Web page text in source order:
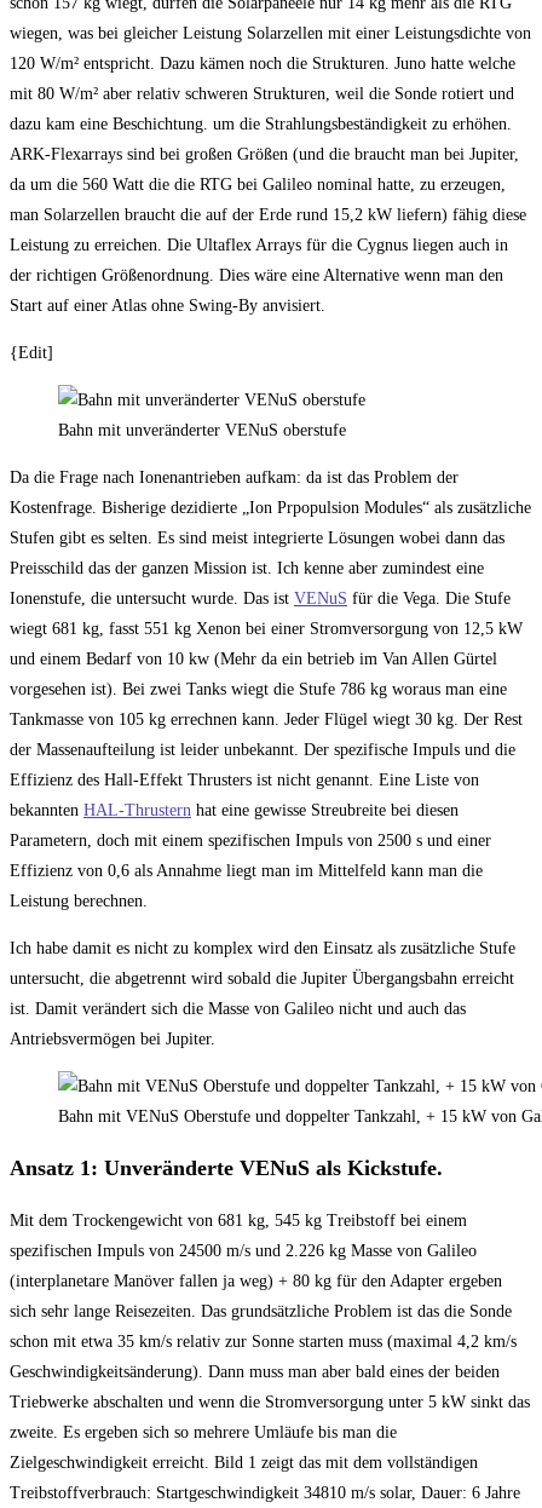
wiegen, was bei gleicher Leistung Solarzellen mit einer Leistungsdichte von
120 W/m² entspricht. Dazu kämen noch die Strukturen. Juno hatte welche
mit 80 W/m² aber relativ schweren Strukturen, weil die Sonde rotiert und
dazu kam eine Beschichtung. um die Strahlungsbeständigkeit zu erhöhen.
ARK-Flexarrays sind bei großen Größen (und die braucht man bei Jupiter,
da um die 560 Watt die die RTG bei Galileo nominal hatte, zu erzeugen,
man Solarzellen braucht die auf der Erde rund 15,2 kW liefern) fähig diese
Leistung zu erreichen. Die Ultaflex Arrays für die Cygnus liegen auch in
der richtigen Größenordnung. Dies wäre eine Alternative wenn man den
Start auf einer Atlas ohne Swing-By anvisiert.
{Edit]
Bahn mit unveränderter VENuS oberstufe
Da die Frage nach Ionenantrieben aufkam: da ist das Problem der
Kostenfrage. Bisherige dezidierte „Ion Prpopulsion Modules“ als zusätzliche
Stufen gibt es selten. Es sind meist integrierte Lösungen wobei dann das
Preisschild das der ganzen Mission ist. Ich kenne aber zumindest eine
Ionenstufe, die untersucht wurde. Das ist VENuS für die Vega. Die Stufe
wiegt 681 kg, fasst 551 kg Xenon bei einer Stromversorgung von 12,5 kW
und einem Bedarf von 10 kw (Mehr da ein betrieb im Van Allen Gürtel
vorgesehen ist). Bei zwei Tanks wiegt die Stufe 786 kg woraus man eine
Tankmasse von 105 kg errechnen kann. Jeder Flügel wiegt 30 kg. Der Rest
der Massenaufteilung ist leider unbekannt. Der spezifische Impuls und die
Effizienz des Hall-Effekt Thrusters ist nicht genannt. Eine Liste von
bekannten HAL-Thrustern hat eine gewisse Streubreite bei diesen
Parametern, doch mit einem spezifischen Impuls von 2500 s und einer
Effizienz von 0,6 als Annahme liegt man im Mittelfeld kann man die
Leistung berechnen.
Ich habe damit es nicht zu komplex wird den Einsatz als zusätzliche Stufe
untersucht, die abgetrennt wird sobald die Jupiter Übergangsbahn erreicht
ist. Damit verändert sich die Masse von Galileo nicht und auch das
Antriebsvermögen bei Jupiter.
Bahn mit VENuS Oberstufe und doppelter Tankzahl, + 15 kW von
Ansatz 1: Unveränderte VENuS als Kickstufe.
Mit dem Trockengewicht von 681 kg, 545 kg Treibstoff bei einem
spezifischen Impuls von 24500 m/s und 2.226 kg Masse von Galileo
(interplanetare Manöver fallen ja weg) + 80 kg für den Adapter ergeben
sich sehr lange Reisezeiten. Das grundsätzliche Problem ist das die Sonde
schon mit etwa 35 km/s relativ zur Sonne starten muss (maximal 4,2 km/s
Geschwindigkeitsänderung). Dann muss man aber bald eines der beiden
Triebwerke abschalten und wenn die Stromversorgung unter 5 kW sinkt das
zweite. Es ergeben sich so mehrere Umläufe bis man die
Zielgeschwindigkeit erreicht. Bild 1 zeigt das mit dem vollständigen
Treibstoffverbrauch: Startgeschwindigkeit 34810 m/s solar, Dauer: 6 Jahre